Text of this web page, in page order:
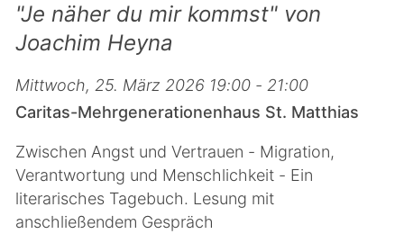
"Je näher du mir kommst" von
Joachim Heyna
Mittwoch, 25. März 2026 19:00 - 21:00
Caritas-Mehrgenerationenhaus St. Matthias
Zwischen Angst und Vertrauen - Migration,
Verantwortung und Menschlichkeit - Ein
literarisches Tagebuch. Lesung mit
anschließendem Gespräch